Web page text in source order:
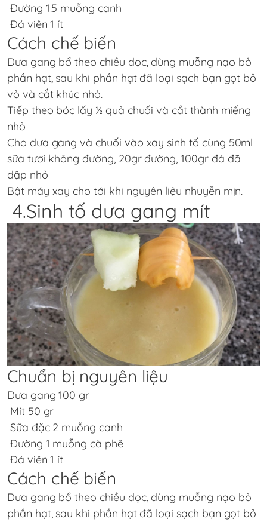
Đường 1.5 muỗng canh
Đá viên 1 ít
Cách chế biến
Dưa gang bổ theo chiều dọc, dùng muỗng nạo bỏ
phần hạt, sau khi phần hạt đã loại sạch bạn gọt bỏ
vỏ và cắt khúc nhỏ.
Tiếp theo bóc lấy ½ quả chuối và cắt thành miếng
nhỏ
Cho dưa gang và chuối vào xay sinh tố cùng 50ml
sữa tươi không đường, 20gr đường, 100gr đá đã
dập nhỏ
Bật máy xay cho tới khi nguyên liệu nhuyễn mịn.
4.Sinh tố dưa gang mít
Chuẩn bị nguyên liệu
Dưa gang 100 gr
Mít 50 gr
Sữa đặc 2 muỗng canh
Đường 1 muỗng cà phê
Đá viên 1 ít
Cách chế biến
Dưa gang bổ theo chiều dọc, dùng muỗng nạo bỏ
phần hạt, sau khi phần hạt đã loại sạch bạn gọt bỏ